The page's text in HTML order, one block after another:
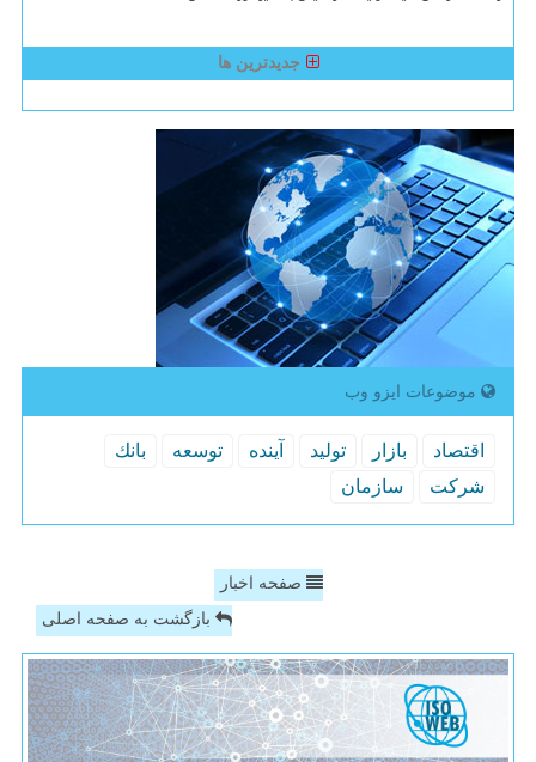
جدیدترین ها
موضوعات ایزو وب
اقتصاد بازار تولید آینده توسعه
بانك
شركت
سازمان
صفحه اخبار
بازگشت به صفحه اصلی